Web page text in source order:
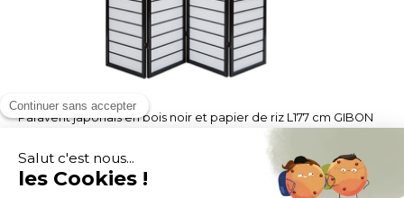
Paravent japonais en bois noir et papier de riz L177 cm GIBON
Expedié en 24h/72h
- 30%